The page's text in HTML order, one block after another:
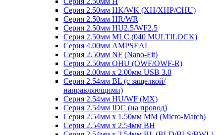
Серия 2.50мм HK/WK (XH/XHP/CHU)
Серия 2.50мм HR/WR
Серия 2.50мм HU2.5/WF2.5
Серия 2.50мм MLC (040 MULTILOCK)
Серия 4.00мм AMPSEAL
Серия 2.50мм NF (Nano-Fit)
Серия 2.50мм OHU (OWF/OWF-R)
Серия 2.00мм x 2.00мм USB 3.0
Серия 2.54мм BL (с защелкой/
направляющими)
Серия 2.54мм HU/WF (MX)
Серия 2.54мм IDC (на провод)
Серия 2.54мм х 1.50мм MM (Micro-Match)
Серия 2.54мм х 2.54мм BH